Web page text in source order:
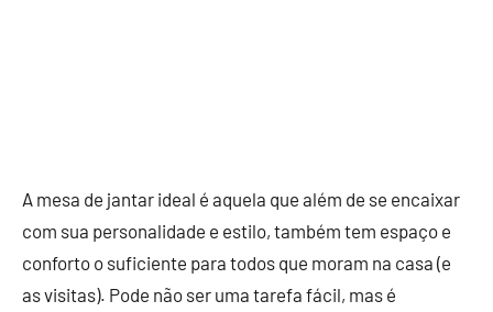
A mesa de jantar ideal é aquela que além de se encaixar
com sua personalidade e estilo, também tem espaço e
conforto o suficiente para todos que moram na casa (e
as visitas). Pode não ser uma tarefa fácil, mas é